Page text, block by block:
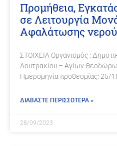
Προμήθεια,
σε Λειτουργία
Αφαλάτωσης νερού
ΣΤΟΙΧΕΙΑ Οργανισμός :
Λουτρακίου – Αγίων
Ημερομηνία προθεσμίας: 25/
ΔΙΑΒΑΣΤΕ ΠΕΡΙΣΣΟΤΕΡΑ »
28/09/2023